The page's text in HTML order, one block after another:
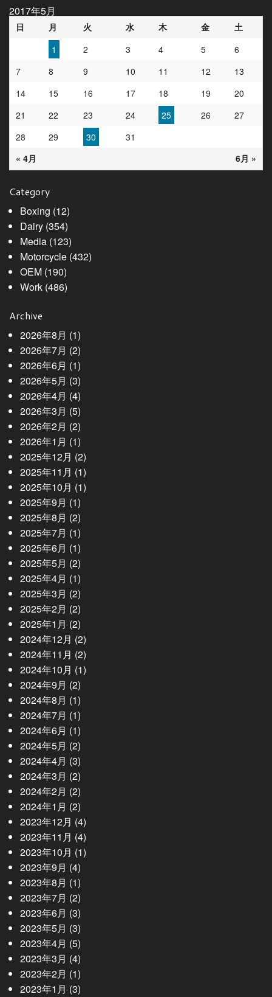
2017年5月
日 月 火 水 木 金 土
« 4月 6月 »
1 2 3 4 5
6
7
8 9 10 11 12
13
14
15 16 17 18 19
20
21
22 23 24 25 26
27
28
29 30 31
Category
Boxing (12)
Dairy(354)
Media(123)
Motorcycle(432)
OEM(190)
Work(486)
Archive
2026年8月 (1)
2026年7月 (2)
2026年6月 (1)
2026年5月 (3)
2026年4月 (4)
2026年3月 (5)
2026年2月 (2)
2026年1月 (1)
2025年12月 (2)
2025年11月 (1)
2025年10月 (1)
2025年9月 (1)
2025年8月 (2)
2025年7月 (1)
2025年6月 (1)
2025年5月 (2)
2025年4月 (1)
2025年3月 (2)
2025年2月 (2)
2025年1月 (2)
2024年12月 (2)
2024年11月 (2)
2024年10月 (1)
2024年9月 (2)
2024年8月 (1)
2024年7月 (1)
2024年6月 (1)
2024年5月 (2)
2024年4月 (3)
2024年3月 (2)
2024年2月 (2)
2024年1月 (2)
2023年12月 (4)
2023年11月 (4)
2023年10月 (1)
2023年9月 (4)
2023年8月 (1)
2023年7月 (2)
2023年6月 (3)
2023年5月 (3)
2023年4月 (5)
2023年3月 (4)
2023年2月 (1)
2023年1月 (3)